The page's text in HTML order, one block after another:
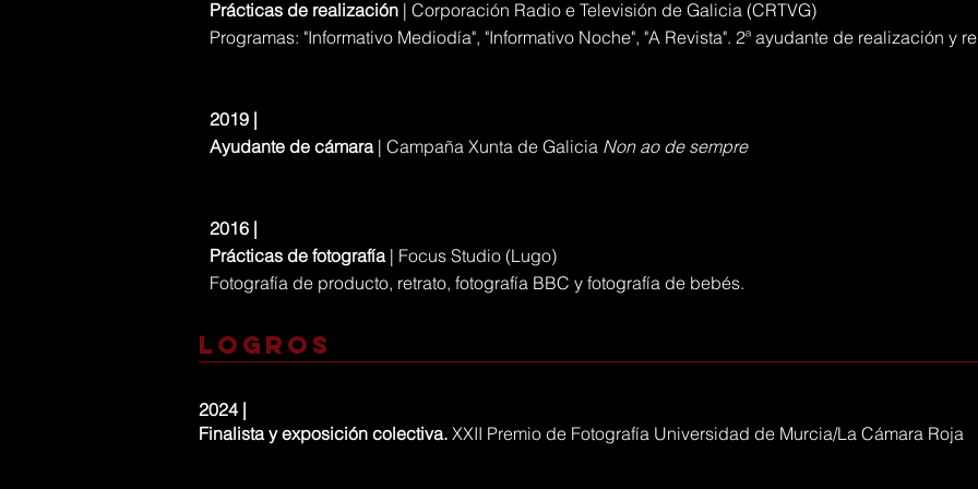
Prácticas de realización | Corporación Radio e Televisión de Galicia (CRTVG)
Programas: "Informativo Mediodía", "Informativo Noche", "A Revista". 2ª ayudante de realización y
2019 |
Ayudante de cámara| Campaña Xunta de Galicia Non ao de sempre
2016 |
Prácticas de fotografía| Focus Studio (Lugo)
Fotografía de producto, retrato, fotografía BBC y fotografía de bebés.
logros
2024 |
Finalista y exposición colectiva. XXII Premio de Fotografía Universidad de Murcia/La Cámara Roja